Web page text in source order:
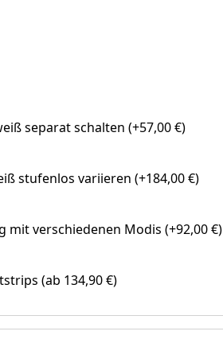
separat schalten (+57,00 €)
stufenlos variieren (+184,00 €)
mit verschiedenen Modis (+92,00 €)
(ab 134,90 €)